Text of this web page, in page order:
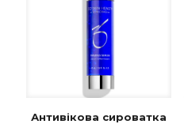
Антивікова сироватка